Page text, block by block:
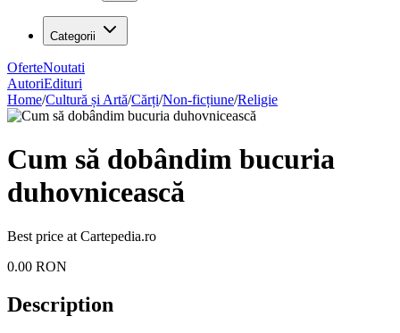
Categorii
OferteNoutati
AutoriEdituri
Home/Cultură și Artă/Cărți/Non-ficțiune/Religie
Cum să dobândim bucuria
duhovnicească
Best price at Cartepedia.ro
0.00 RON
Description